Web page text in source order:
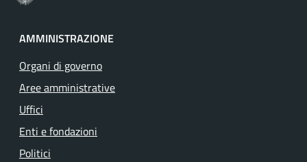
AMMINISTRAZIONE
Organi di governo
Aree amministrative
Uffici
Enti e fondazioni
Politici